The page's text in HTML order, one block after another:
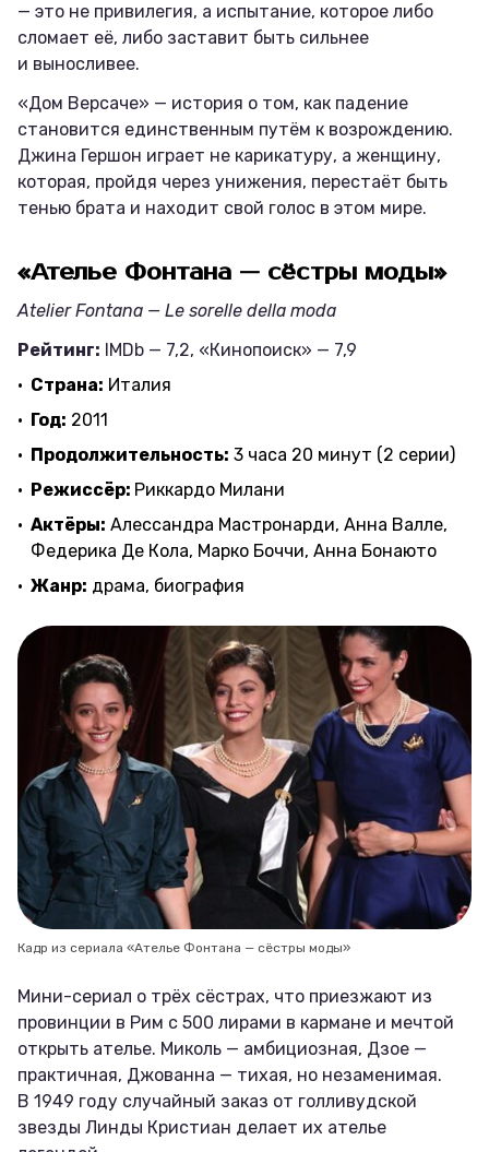
— это не привилегия, а испытание, которое либо
сломает её, либо заставит быть сильнее
и выносливее.
«Дом Версаче» — история о том, как падение
становится единственным путём к возрождению.
Джина Гершон играет не карикатуру, а женщину,
которая, пройдя через унижения, перестаёт быть
тенью брата и находит свой голос в этом мире.
«Ателье Фонтана — сёстры моды»
Atelier Fontana — Le sorelle della moda
Рейтинг: IMDb — 7,2, «Кинопоиск» — 7,9
Страна: Италия
Год: 2011
Продолжительность: 3 часа 20 минут (2 серии)
Режиссёр: Риккардо Милани
Актёры: Алессандра Мастронарди, Анна Валле,
Федерика Де Кола, Марко Боччи, Анна Бонаюто
Жанр: драма, биография
Кадр из сериала «Ателье Фонтана — сёстры моды»
Мини-сериал о трёх сёстрах, что приезжают из
провинции в Рим с 500 лирами в кармане и мечтой
открыть ателье. Миколь — амбициозная, Дзое —
практичная, Джованна — тихая, но незаменимая.
В 1949 году случайный заказ от голливудской
звезды Линды Кристиан делает их ателье